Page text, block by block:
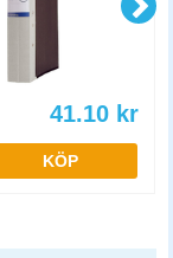
41.10 kr
KÖP